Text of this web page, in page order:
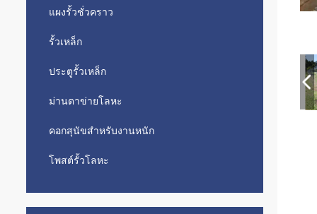
แผงรั้วชั่วคราว
รั้วเหล็ก
ประตูรั้วเหล็ก
ม่านตาข่ายโลหะ
คอกสุนัขสำหรับงานหนัก
โพสต์รั้วโลหะ